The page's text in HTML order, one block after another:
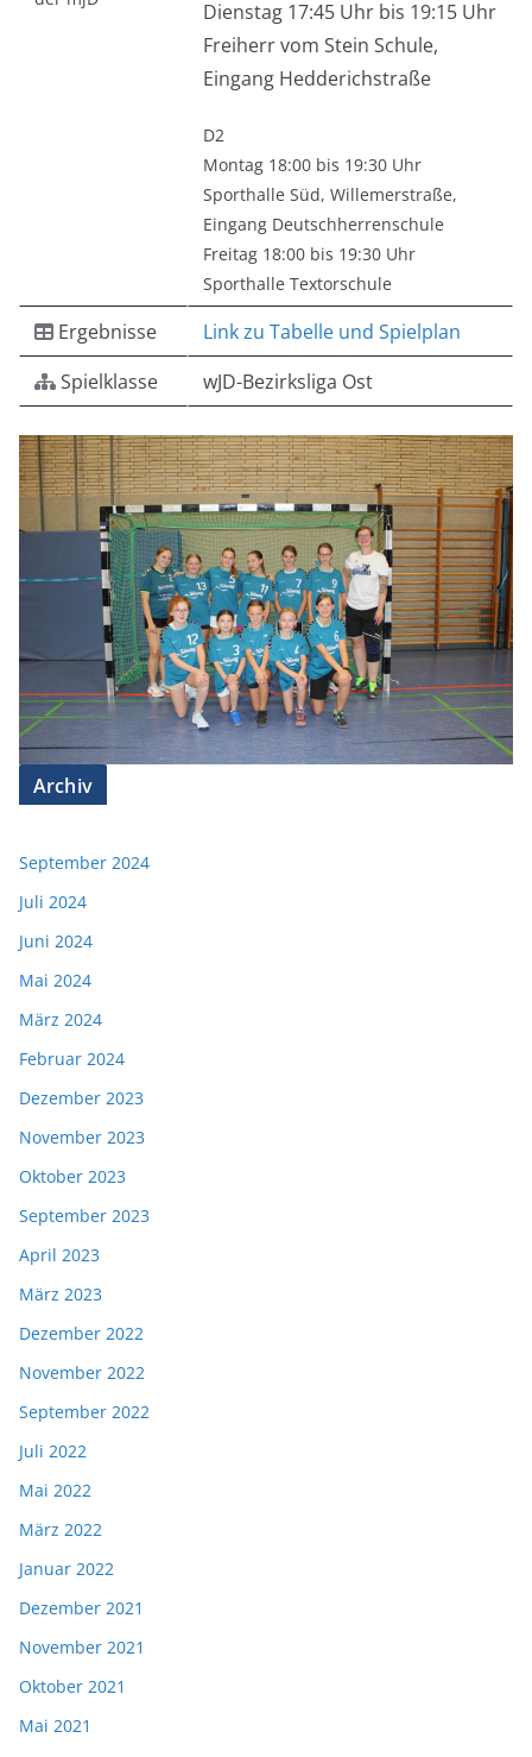
Dienstag 17:45 Uhr bis 19:15 Uhr
Freiherr vom Stein Schule,
Eingang Hedderichstraße
D2
Montag 18:00 bis 19:30 Uhr
Sporthalle Süd, Willemerstraße,
Eingang Deutschherrenschule
Freitag 18:00 bis 19:30 Uhr
Sporthalle Textorschule
Ergebnisse
Link zu Tabelle und Spielplan
Spielklasse
wJD-Bezirksliga Ost
Archiv
September 2024
Juli 2024
Juni 2024
Mai 2024
März 2024
Februar 2024
Dezember 2023
November 2023
Oktober 2023
September 2023
April 2023
März 2023
Dezember 2022
November 2022
September 2022
Juli 2022
Mai 2022
März 2022
Januar 2022
Dezember 2021
November 2021
Oktober 2021
Mai 2021